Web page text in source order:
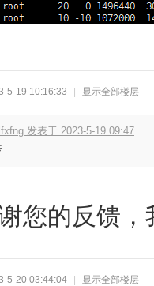
5-19 10:16:33 显示全部楼层
发表于 2023-5-19 09:47
您的反馈
5-20 03:44:04 显示全部楼层